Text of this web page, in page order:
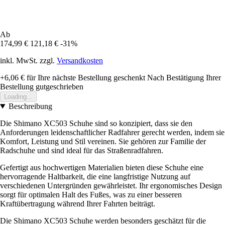
Ab
174,99 € 121,18 € -31%
inkl. MwSt. zzgl. Versandkosten
+6,06 € für Ihre nächste Bestellung geschenkt Nach Bestätigung Ihrer
Bestellung gutgeschrieben
Loading...
Beschreibung
Die Shimano XC503 Schuhe sind so konzipiert, dass sie den
Anforderungen leidenschaftlicher Radfahrer gerecht werden, indem sie
Komfort, Leistung und Stil vereinen. Sie gehören zur Familie der
Radschuhe und sind ideal für das Straßenradfahren.
Gefertigt aus hochwertigen Materialien bieten diese Schuhe eine
hervorragende Haltbarkeit, die eine langfristige Nutzung auf
verschiedenen Untergründen gewährleistet. Ihr ergonomisches Design
sorgt für optimalen Halt des Fußes, was zu einer besseren
Kraftübertragung während Ihrer Fahrten beiträgt.
Die Shimano XC503 Schuhe werden besonders geschätzt für die